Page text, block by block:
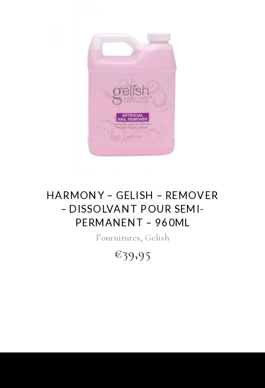
HARMONY – GELISH – REMOVER
– DISSOLVANT POUR SEMI-
PERMANENT – 960ML
Fournitures, Gelish
€39,95